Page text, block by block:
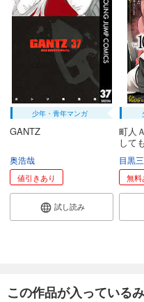
少年・青年マンガ
GANTZ
奥浩哉
値引きあり
試し読み
町人
して
目黒
無料
この作品が入っている